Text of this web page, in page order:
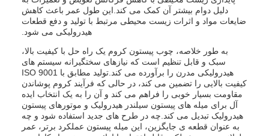
دلیل دوام بیشتر آن کمک می کند.این طول عمر باعث کاهش
ضایعات مواد و اثرات زیست محیطی مرتبط با تولید و دفع قطعات
هیدرولیکی می شود.
به طور خلاصه، چوب پیستون کروم یک راه حل با کیفیت بالا،
سبک و قابل تنظیم است که نیازهای سختگیرانه سیستم های
هیدرولیکی مدرن را برآورده می کند.تولید مطابق با ISO 9001
کیفیت بالایی را تضمین می کند، در حالی که فرآیند کروم پوشاندن
مقاومت بسیار خوبی را فراهم می کند و آن را به یک انتخاب ایده
آل برای میله های پیستون سیلندر هیدرولیک و موتورهای پیستون
هیدرولیک تبدیل می کند.چه در طرح های جدید استفاده شود و چه
به عنوان قطعه ی جایگزین، این میله پیستون عملکرد برتر، عمر